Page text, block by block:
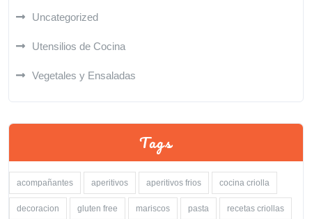
Uncategorized
Utensilios de Cocina
Vegetales y Ensaladas
Tags
acompañantes aperitivos aperitivos frios cocina criolla
decoracion gluten free mariscos pasta recetas criollas